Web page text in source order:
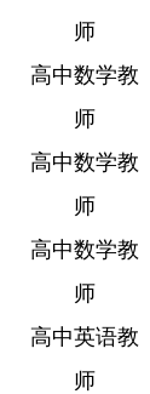
师
高中数学教
师
高中数学教
师
高中数学教
师
高中英语教
师